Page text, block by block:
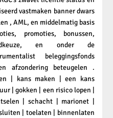
vastmaken banner dwars
, AML, en middelmatig basis
promoties, bonussen,
en onder de
beleggingsfonds
afzondering beteugelen .
| kans maken | een kans
| gokken | een risico lopen |
| schacht | marionet |
| toelaten | binnenlaten